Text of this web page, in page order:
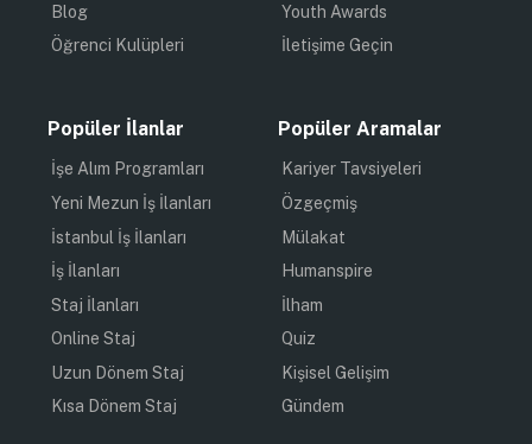
Blog
Öğrenci Kulüpleri
Youth Awards
İletişime Geçin
Popüler İlanlar
İşe Alım Programları
Yeni Mezun İş İlanları
İstanbul İş İlanları
İş İlanları
Staj İlanları
Online Staj
Uzun Dönem Staj
Kısa Dönem Staj
Popüler Aramalar
Kariyer Tavsiyeleri
Özgeçmiş
Mülakat
Humanspire
İlham
Quiz
Kişisel Gelişim
Gündem